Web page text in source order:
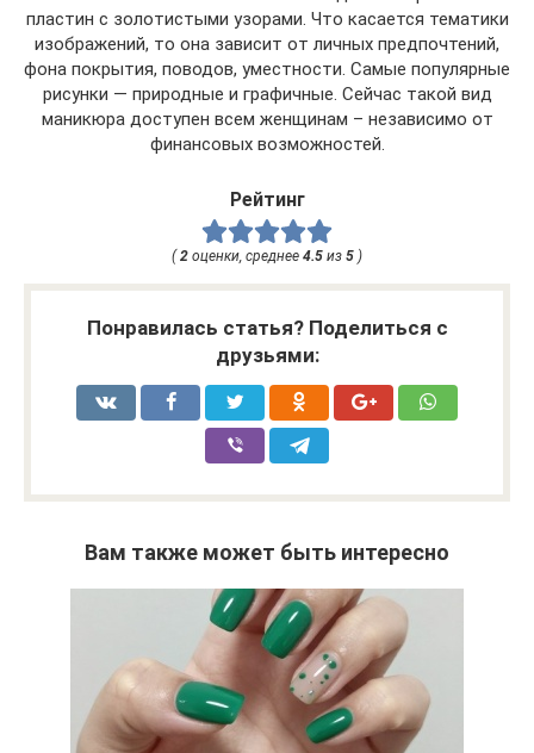
пластин с золотистыми узорами. Что касается тематики
изображений, то она зависит от личных предпочтений,
фона покрытия, поводов, уместности. Самые популярные
рисунки — природные и графичные. Сейчас такой вид
маникюра доступен всем женщинам – независимо от
финансовых возможностей.
Рейтинг
( 2 оценки, среднее 4.5 из 5 )
Понравилась статья? Поделиться с
друзьями:
Вам также может быть интересно